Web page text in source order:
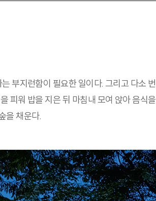
부지런함이 필요한 일이다. 그리고 다소
피워 밥을 지은 뒤 마침내 모여 앉아 음식
을 채운다.